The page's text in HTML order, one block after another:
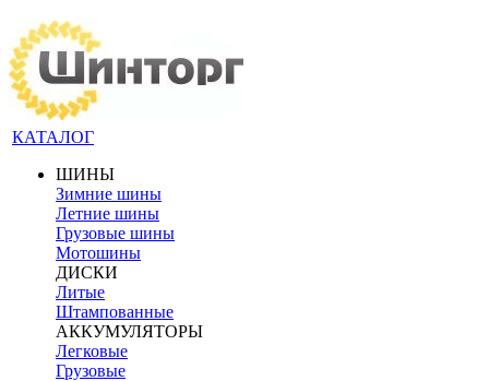
КАТАЛОГ
ШИНЫ
Зимние шины
Летние шины
Грузовые шины
Мотошины
ДИСКИ
Литые
Штампованные
АККУМУЛЯТОРЫ
Легковые
Грузовые